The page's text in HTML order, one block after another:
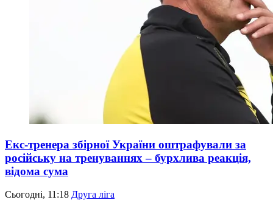
Екс-тренера збірної України оштрафували за
російську на тренуваннях – бурхлива реакція,
відома сума
Сьогодні, 11:18 Друга ліга